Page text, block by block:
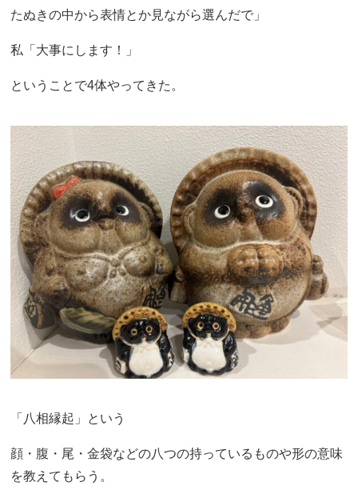
たぬきの中から表情とか見ながら選んだで」
私「大事にします！」
ということで4体やってきた。
「八相縁起」という
顔・腹・尾・金袋などの八つの持っているものや形の意味
を教えてもらう。